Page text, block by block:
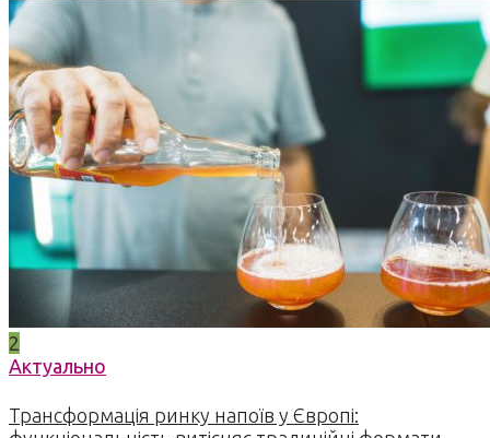
2
Актуально
Трансформація ринку напоїв у Європі: